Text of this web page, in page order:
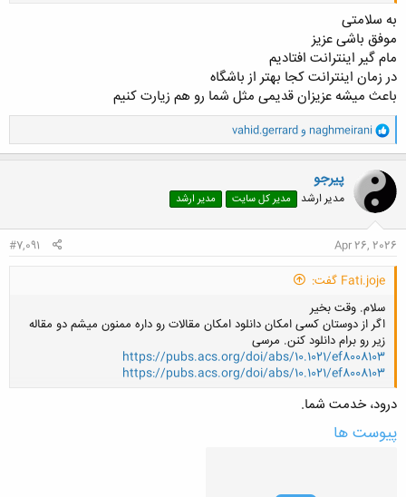
به سلامتی
موفق باشی عزیز
مام گیر اینترانت افتادیم
در زمان اینترانت کجا بهتر از باشگاه
باعث میشه عزیزان قدیمی مثل شما رو هم زیارت کنیم
و
ا
ک
ن
ش
ه
ا
naghmeirani و vahid.gerrard
پیرجو
مدیر ارشد مدیر کل سایت مدیر ارشد
Apr 26, 2026
#7,091
Fati.joje گفت:
سلام. وقت بخیر
اگر از دوستان کسی امکان دانلود امکان مقالات رو داره ممنون میشم دو مقاله
زیر رو برام دانلود کنن. مرسی
https://pubs.acs.org/doi/abs/10.1021/ef8008103
https://pubs.acs.org/doi/abs/10.1021/ef8008103
درود، خدمت شما.
پیوست ها